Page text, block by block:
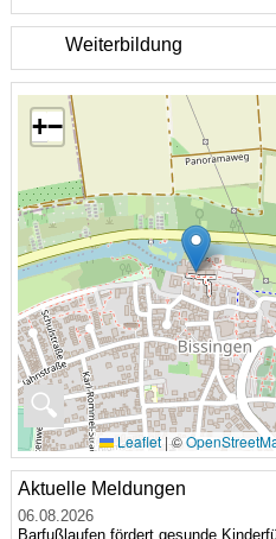
Weiterbildung
🔍
+−
Leaflet |©
Aktuelle Meldungen
06.08.2026
Barfußlaufen fördert gesunde